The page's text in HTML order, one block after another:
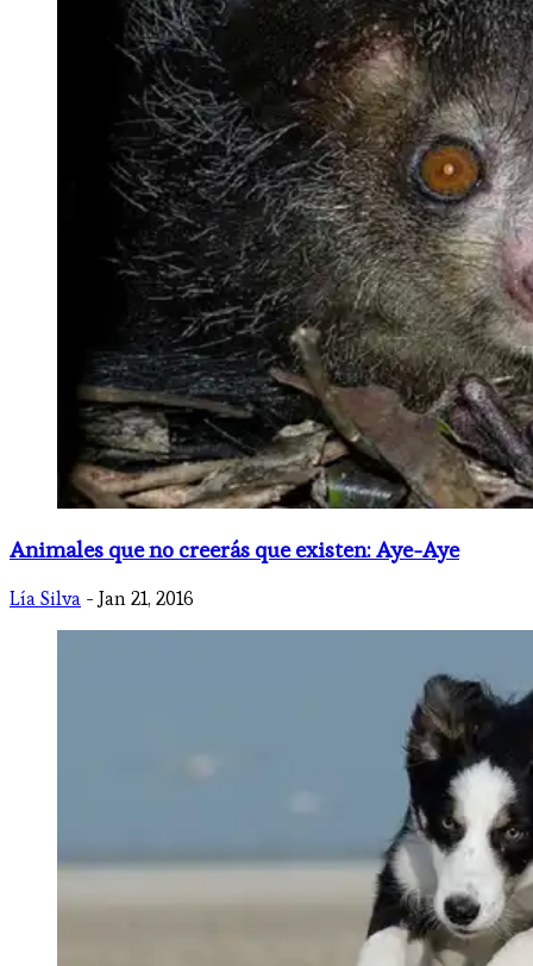
Animales que no creerás que existen: Aye-Aye
Lía Silva - Jan 21, 2016